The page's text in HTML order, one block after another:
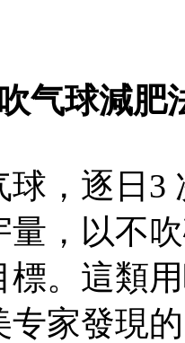
气球減肥
球，逐日3
量，以不
標。這類
专家發現